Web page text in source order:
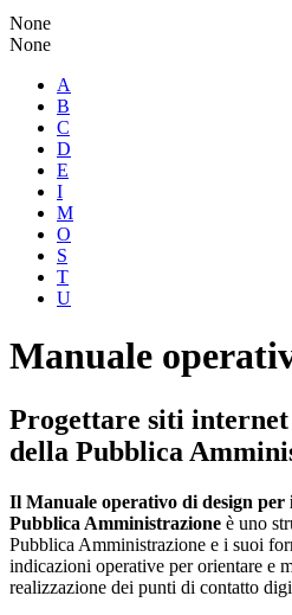
None
None
A
B
C
D
E
I
M
O
S
T
U
Manuale
Progettare siti
della Pubblica
Il Manuale operativo di design per
Pubblica Amministrazione è uno
Pubblica Amministrazione e i suoi
indicazioni operative per orientare e
realizzazione dei punti di contatto